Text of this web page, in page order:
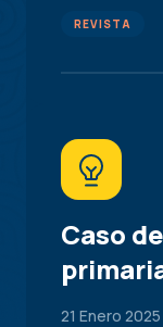
REVISTA
Caso
21 Enero 2025